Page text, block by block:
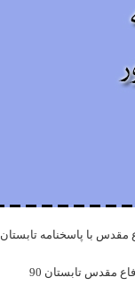
با پاسخنامه تابستان 90
مقدس تابستان 90